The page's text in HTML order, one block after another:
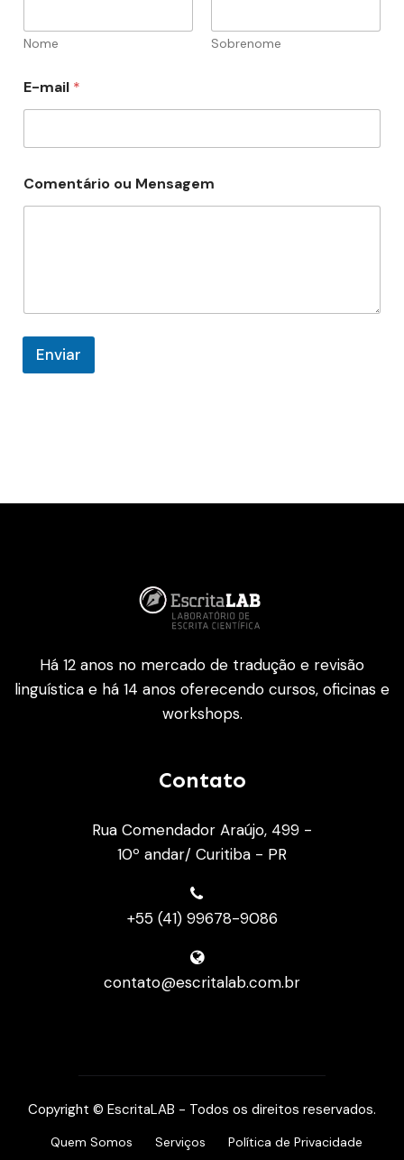
Nome Sobrenome
o
m
o
N
o
m
E-mail *
Comentário ou Mensagem
Enviar
Há 12 anos no mercado de tradução e revisão
linguística e há 14 anos oferecendo cursos, oficinas e
workshops.
Contato
Rua Comendador Araújo, 499 -
10º andar/ Curitiba - PR
+55 (41) 99678-9086
contato@escritalab.com.br
Copyright © EscritaLAB - Todos os direitos reservados.
Quem Somos Serviços Política de Privacidade